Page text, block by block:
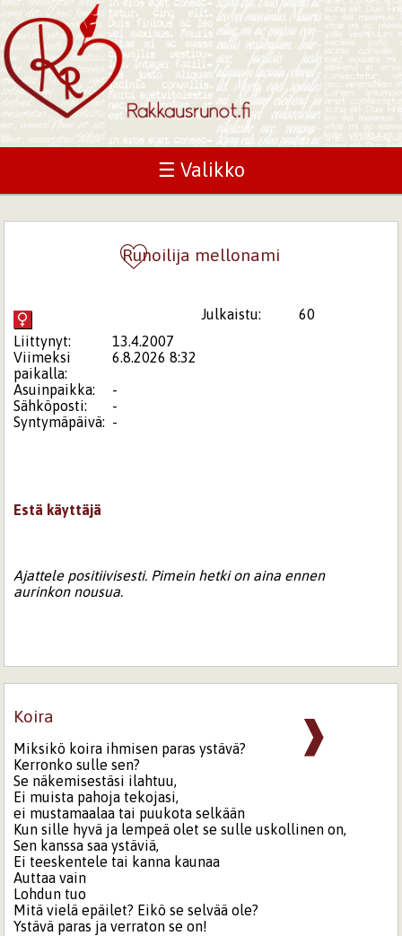
☰ Valikko
Runoilija mellonami
Julkaistu:
60
Liittynyt:
13.4.2007
Viimeksi
paikalla:
6.8.2026 8:32
Asuinpaikka:
-
Sähköposti:
-
Syntymäpäivä: -
Estä käyttäjä
Ajattele positiivisesti. Pimein hetki on aina ennen
aurinkon nousua.
❱
Koira
Miksikö koira ihmisen paras ystävä?
Kerronko sulle sen?
Se näkemisestäsi ilahtuu,
Ei muista pahoja tekojasi,
ei mustamaalaa tai puukota selkään
Kun sille hyvä ja lempeä olet se sulle uskollinen on,
Sen kanssa saa ystäviä,
Ei teeskentele tai kanna kaunaa
Auttaa vain
Lohdun tuo
Mitä vielä epäilet? Eikö se selvää ole?
Ystävä paras ja verraton se on!